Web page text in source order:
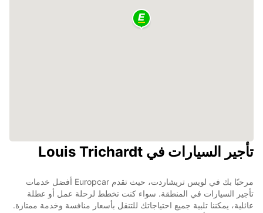
تأجير السيارات في Louis Trichardt
مرحبًا بك في لويس تريشاردت، حيث تقدم Europcar أفضل خدمات
تأجير السيارات في المنطقة. سواء كنت تخطط لرحلة عمل أو عطلة
عائلية، يمكننا تلبية جميع احتياجاتك للتنقل بأسعار منافسة وخدمة ممتازة.